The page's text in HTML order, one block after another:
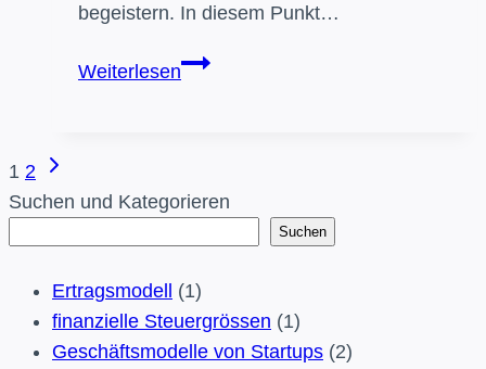
begeistern. In diesem Punkt…
WeiterlesenGründen
Seitennavigation
1 2
Nächste
Seite
Suchen und Kategorieren
Suchen
Ertragsmodell (1)
finanzielle Steuergrössen (1)
Geschäftsmodelle von Startups (2)